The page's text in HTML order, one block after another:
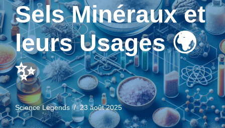
Sels Minéraux et
leurs Usages 🌍
✨
Science Legends 23 août 2025